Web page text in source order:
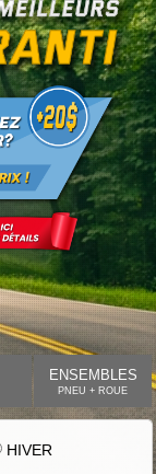
ENSEMBLES
PNEU + ROUE
HIVER